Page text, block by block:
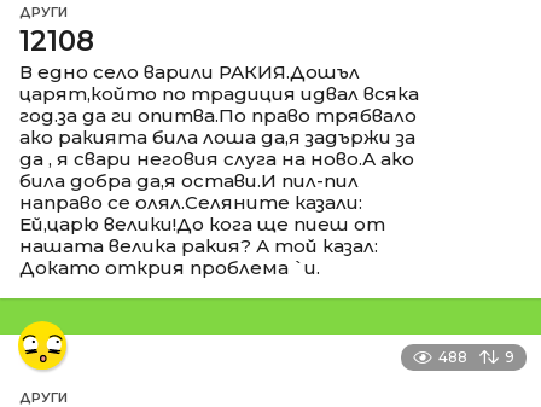
ДРУГИ
12108
В едно село варили РАКИЯ.Дошъл
царят,който по традиция идвал всяка
год.за да ги опитва.По право трябвало
ако ракията била лоша да,я задържи за
да , я свари неговия слуга на ново.А ако
била добра да,я остави.И пил-пил
направо се олял.Селяните казали:
Ей,царю велики!До кога ще пиеш от
нашата велика ракия? А той казал:
Докато открия проблема `и.
488 9
ДРУГИ